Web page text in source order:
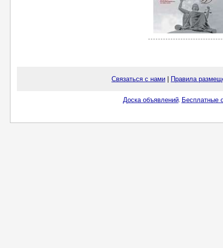
Связаться с нами Правила
Доска объявлений. Бесплатные